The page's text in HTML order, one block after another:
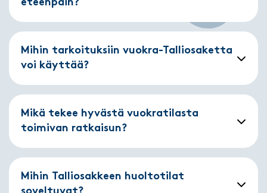
eteenpäin?
Mihin tarkoituksiin vuokra-Talliosaketta
voi käyttää?
Mikä tekee hyvästä vuokratilasta
toimivan ratkaisun?
Mihin Talliosakkeen huoltotilat